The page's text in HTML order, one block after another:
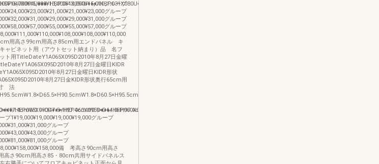
HSP064X094U♦♦♦/HSP031X080U♦♦♦/
グループ
グループ
グループ
グループ
用高さ99cm用高さ85cm用エンドパネル キ
ャビネット用（アウトセット納まり）品 名フ
ト用TitleDateY1A065X095D2010年8月27日金曜
年8月27日金曜日KIDR
年8月27日金曜日KIDR形状
年8月27日金KIDR形状奥行65cm用
法
HEP065X090D♦♦♦/HEP060X095D♦♦♦/HEP060X090D♦♦♦/
1¥19,000¥19,000¥19,000¥19,000グループ
グループ
グループ
グループ
備 考高さ90cm用高さ
高さ90cm用高さ85・80cm共用サイドパネルス